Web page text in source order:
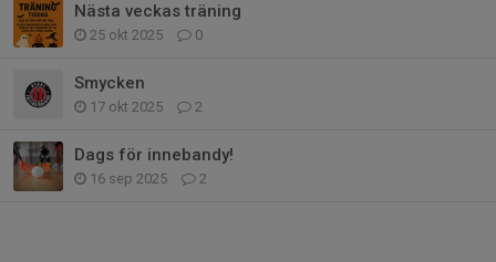
Nästa veckas träning
25 okt 2025 0
Smycken
17 okt 2025 2
Dags för innebandy!
16 sep 2025 2